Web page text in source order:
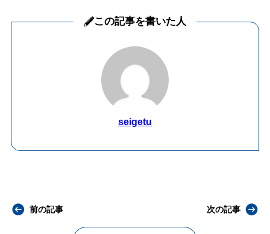
この記事を書いた人
seigetu
前の記事 次の記事